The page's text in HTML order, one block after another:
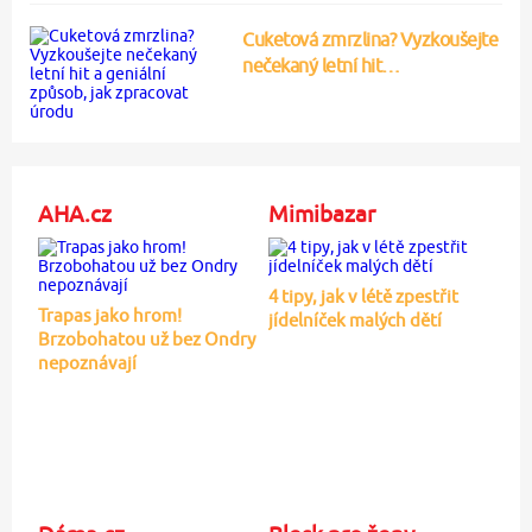
Cuketová zmrzlina? Vyzkoušejte
nečekaný letní hit…
AHA.cz
Trapas jako hrom!
Brzobohatou už bez Ondry
nepoznávají
Mimibazar
4 tipy, jak v létě zpestřit
jídelníček malých dětí